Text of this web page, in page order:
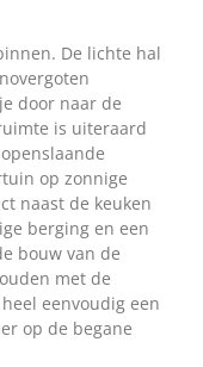
De lichte hal
door naar de
is uiteraard
op zonnige
naast de keuken
berging en een
bouw van de
met de
eenvoudig een
op de begane